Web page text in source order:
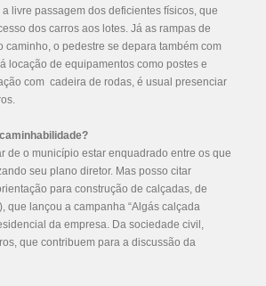
livre passagem dos deficientes físicos, que
dos carros aos lotes. Já as rampas de
o pedestre se depara também com
locação de equipamentos como postes e
com cadeira de rodas, é usual presenciar
de o município estar enquadrado entre os que
seu plano diretor. Mas posso citar
para construção de calçadas, de
que lançou a campanha “Algás calçada
da empresa. Da sociedade civil,
que contribuem para a discussão da